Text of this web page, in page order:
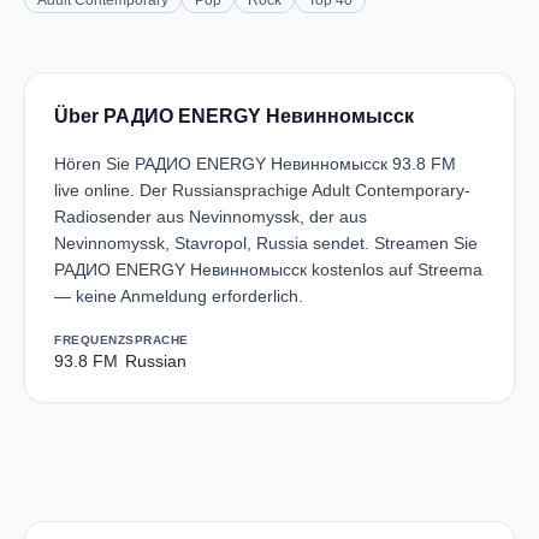
Über РАДИО ENERGY Невинномысск
Hören Sie РАДИО ENERGY Невинномысск 93.8 FM
live online. Der Russiansprachige Adult Contemporary-
Radiosender aus Nevinnomyssk, der aus
Nevinnomyssk, Stavropol, Russia sendet. Streamen Sie
РАДИО ENERGY Невинномысск kostenlos auf Streema
— keine Anmeldung erforderlich.
FREQUENZ
93.8 FM
SPRACHE
Russian